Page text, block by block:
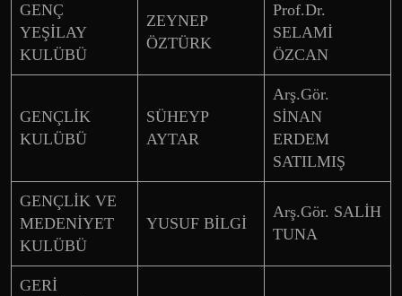
GENÇ
YEŞİLAY
KULÜBÜ
ZEYNEP
ÖZTÜRK
Prof.Dr.
SELAMİ
ÖZCAN
GENÇLİK
KULÜBÜ
SÜHEYP
AYTAR
Arş.Gör.
SİNAN
ERDEM
SATILMIŞ
GENÇLİK VE
MEDENİYET
KULÜBÜ
YUSUF BİLGİ
Arş.Gör. SALİH
TUNA
GERİ